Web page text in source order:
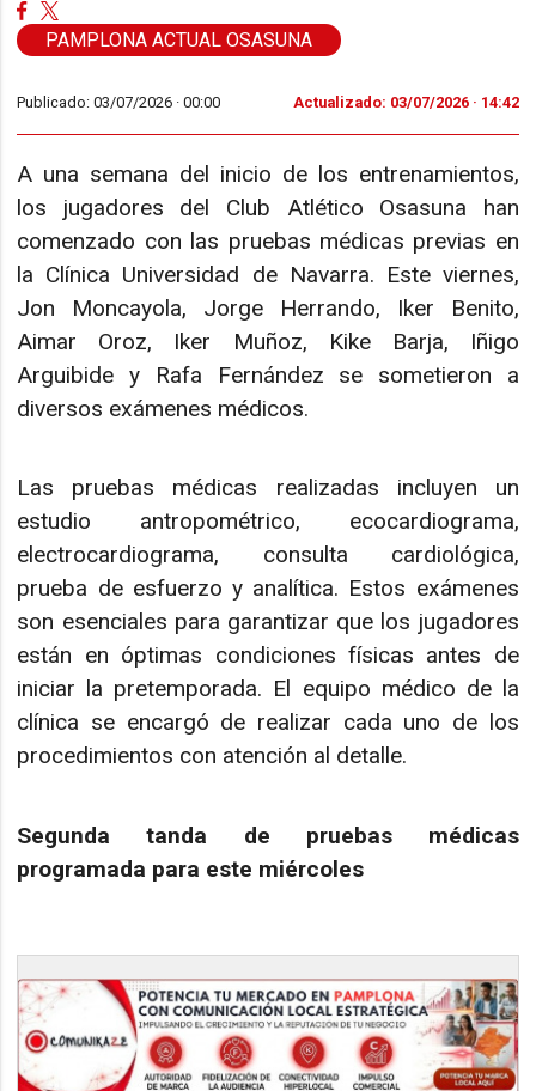
PAMPLONA ACTUAL OSASUNA
Publicado: 03/07/2026 ·00:00 Actualizado: 03/07/2026 · 14:42
A una semana del inicio de los entrenamientos,
los jugadores del Club Atlético Osasuna han
comenzado con las pruebas médicas previas en
la Clínica Universidad de Navarra. Este viernes,
Jon Moncayola, Jorge Herrando, Iker Benito,
Aimar Oroz, Iker Muñoz, Kike Barja, Iñigo
Arguibide y Rafa Fernández se sometieron a
diversos exámenes médicos.
Las pruebas médicas realizadas incluyen un
estudio antropométrico, ecocardiograma,
electrocardiograma, consulta cardiológica,
prueba de esfuerzo y analítica. Estos exámenes
son esenciales para garantizar que los jugadores
están en óptimas condiciones físicas antes de
iniciar la pretemporada. El equipo médico de la
clínica se encargó de realizar cada uno de los
procedimientos con atención al detalle.
Segunda tanda de pruebas médicas
programada para este miércoles